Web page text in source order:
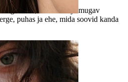
veekindel ja mugav
puhas ja ehe, mida soovid kanda